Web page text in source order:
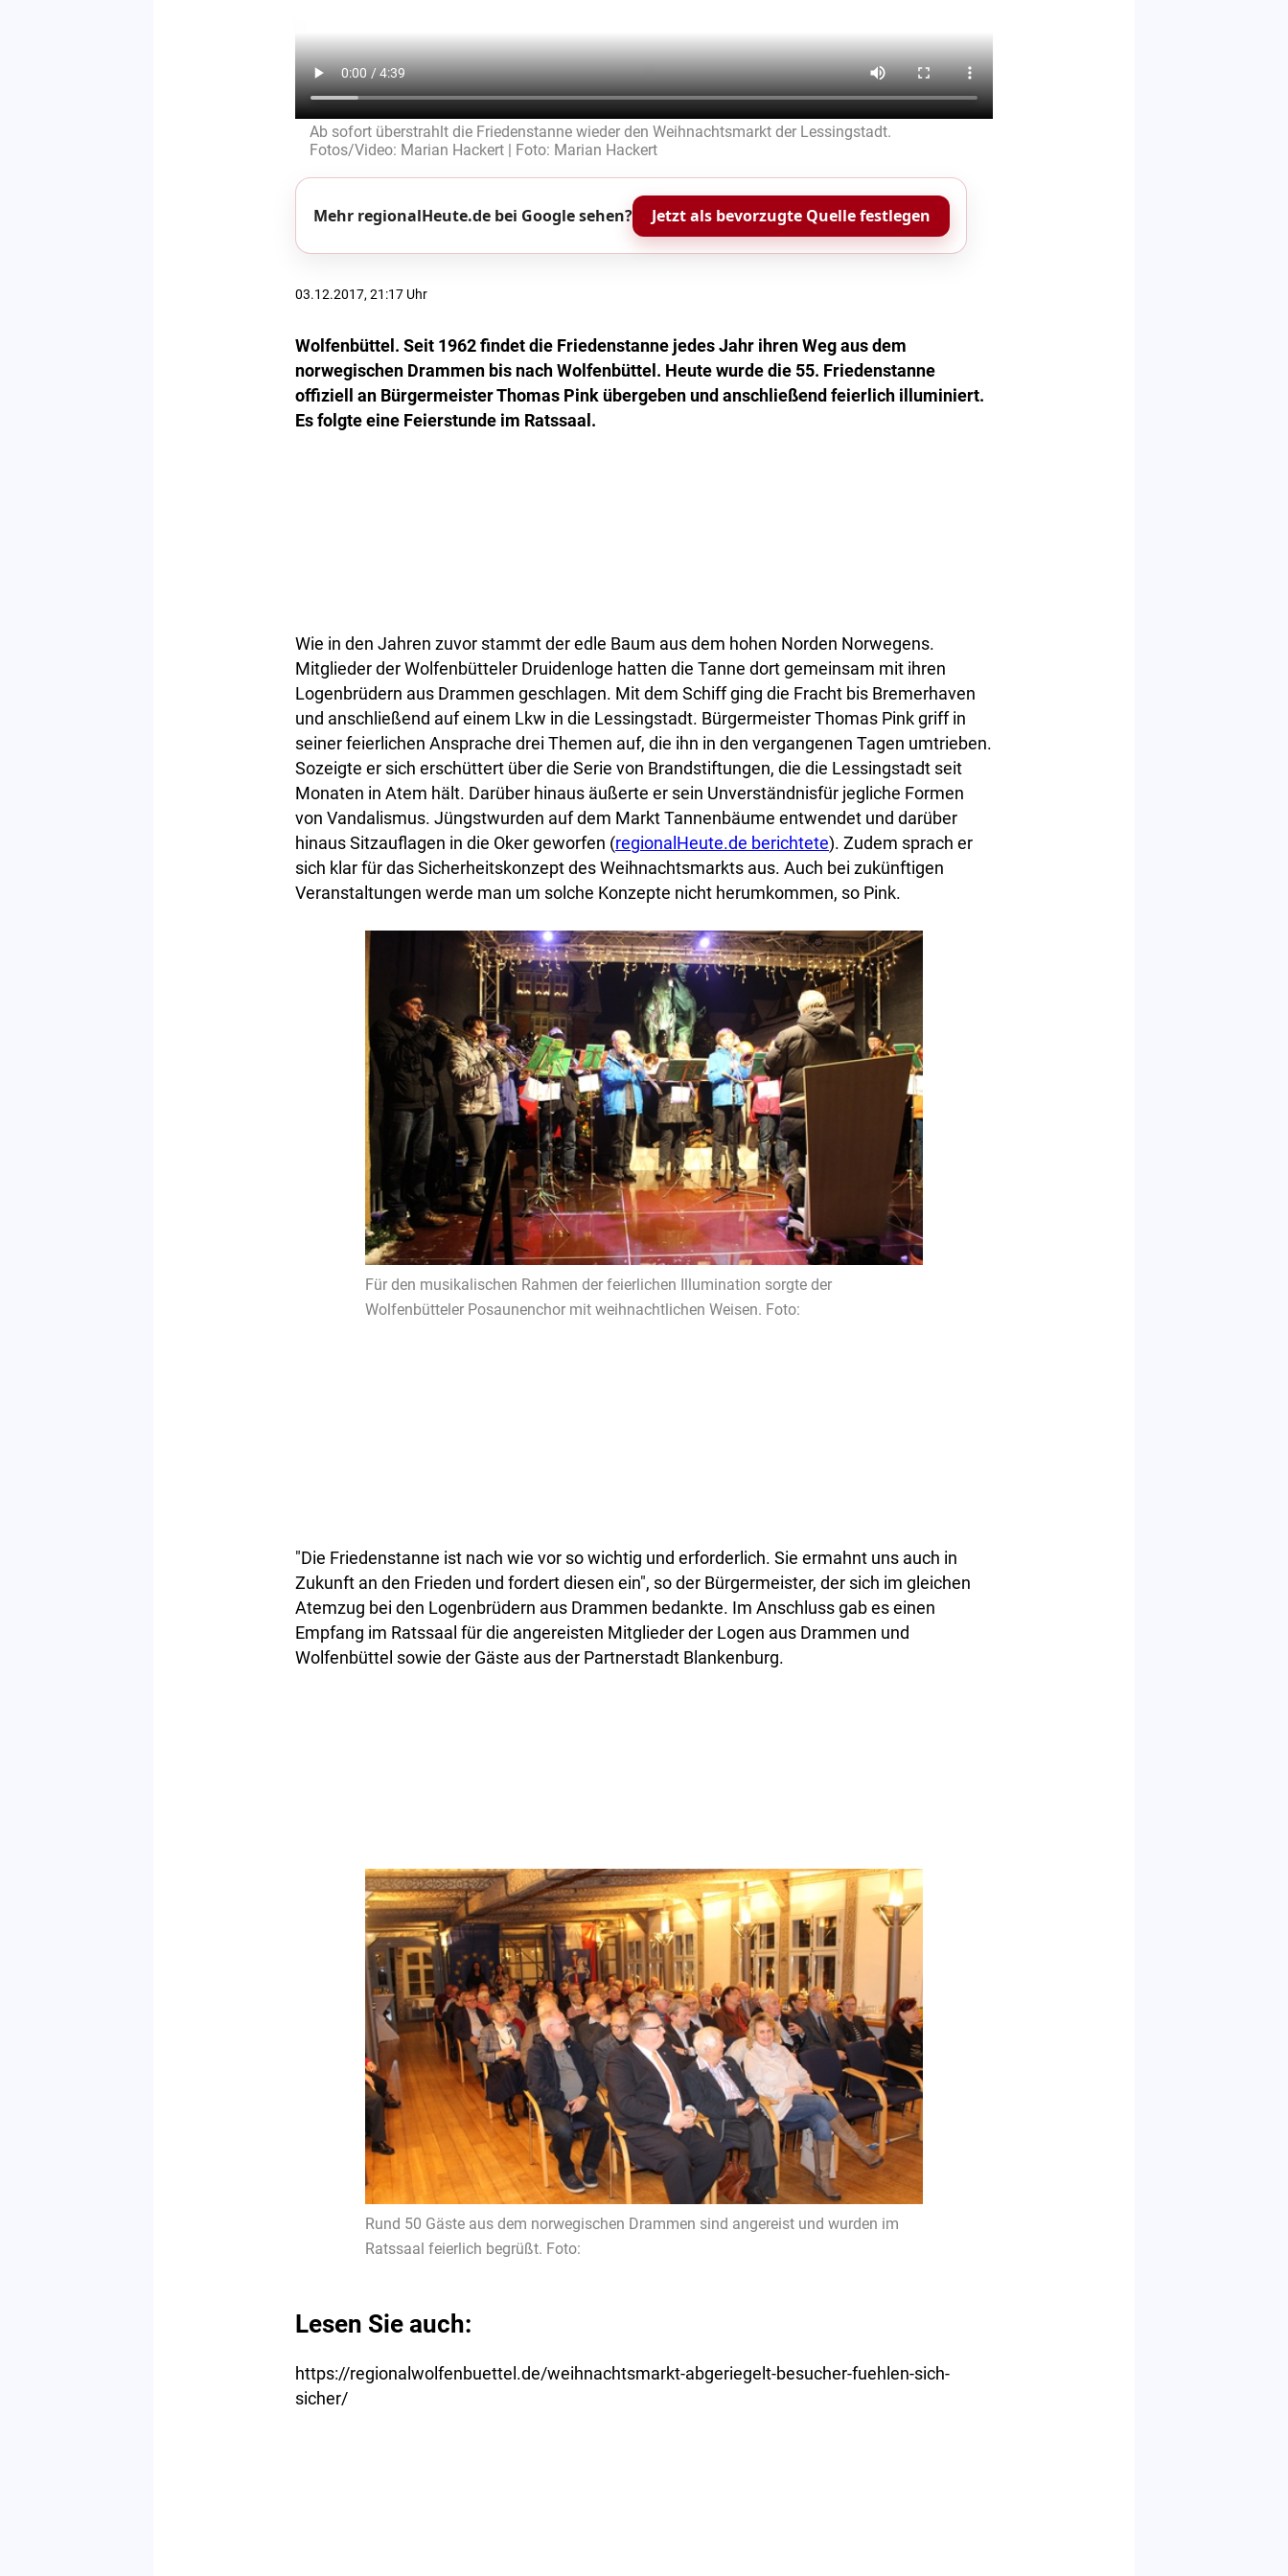
Ab sofort überstrahlt die Friedenstanne wieder den Weihnachtsmarkt der Lessingstadt.
Fotos/Video: Marian Hackert | Foto: Marian Hackert
Mehr regionalHeute.de bei Google sehen? Jetzt als bevorzugte Quelle festlegen
03.12.2017, 21:17 Uhr
Wolfenbüttel. Seit 1962 findet die Friedenstanne jedes Jahr ihren Weg aus dem
norwegischen Drammen bis nach Wolfenbüttel. Heute wurde die 55. Friedenstanne
offiziell an Bürgermeister Thomas Pink übergeben und anschließend feierlich illuminiert.
Es folgte eine Feierstunde im Ratssaal.
Wie in den Jahren zuvor stammt der edle Baum aus dem hohen Norden Norwegens.
Mitglieder der Wolfenbütteler Druidenloge hatten die Tanne dort gemeinsam mit ihren
Logenbrüdern aus Drammen geschlagen. Mit dem Schiff ging die Fracht bis Bremerhaven
und anschließend auf einem Lkw in die Lessingstadt. Bürgermeister Thomas Pink griff in
seiner feierlichen Ansprache drei Themen auf, die ihn in den vergangenen Tagen umtrieben.
Sozeigte er sich erschüttert über die Serie von Brandstiftungen, die die Lessingstadt seit
Monaten in Atem hält. Darüber hinaus äußerte er sein Unverständnisfür jegliche Formen
von Vandalismus. Jüngstwurden auf dem Markt Tannenbäume entwendet und darüber
hinaus Sitzauflagen in die Oker geworfen (regionalHeute.de berichtete). Zudem sprach er
sich klar für das Sicherheitskonzept des Weihnachtsmarkts aus. Auch bei zukünftigen
Veranstaltungen werde man um solche Konzepte nicht herumkommen, so Pink.
Für den musikalischen Rahmen der feierlichen Illumination sorgte der
Wolfenbütteler Posaunenchor mit weihnachtlichen Weisen. Foto:
"Die Friedenstanne ist nach wie vor so wichtig und erforderlich. Sie ermahnt uns auch in
Zukunft an den Frieden und fordert diesen ein", so der Bürgermeister, der sich im gleichen
Atemzug bei den Logenbrüdern aus Drammen bedankte. Im Anschluss gab es einen
Empfang im Ratssaal für die angereisten Mitglieder der Logen aus Drammen und
Wolfenbüttel sowie der Gäste aus der Partnerstadt Blankenburg.​
Rund 50 Gäste aus dem norwegischen Drammen sind angereist und wurden im
Ratssaal feierlich begrüßt. Foto:
Lesen Sie auch:
https://regionalwolfenbuettel.de/weihnachtsmarkt-abgeriegelt-besucher-fuehlen-sich-
sicher/